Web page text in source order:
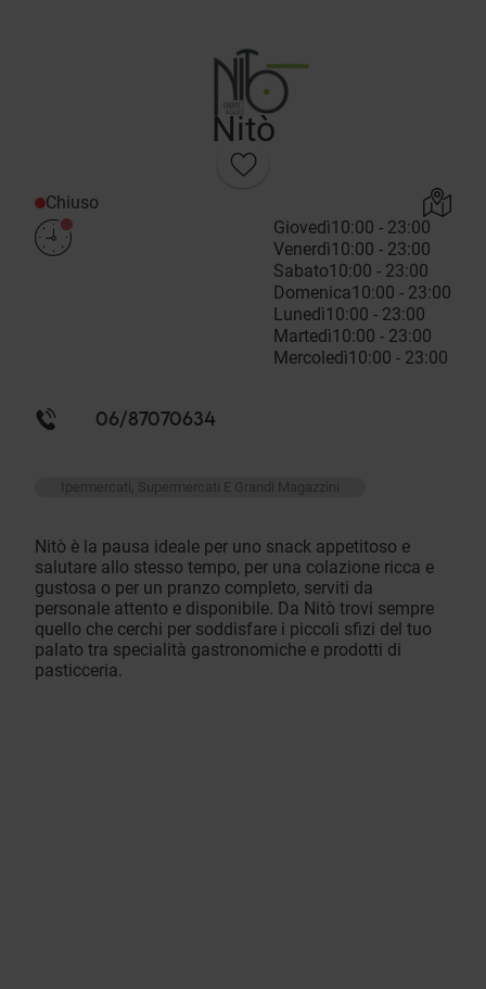
Nitò
Chiuso
Giovedì10:00 - 23:00
Venerdì10:00 - 23:00
Sabato10:00 - 23:00
Domenica10:00 - 23:00
Lunedì10:00 - 23:00
Martedì10:00 - 23:00
Mercoledì10:00 - 23:00
06/87070634
Ipermercati, Supermercati E Grandi Magazzini
Nitò è la pausa ideale per uno snack appetitoso e
salutare allo stesso tempo, per una colazione ricca e
gustosa o per un pranzo completo, serviti da
personale attento e disponibile. Da Nitò trovi sempre
quello che cerchi per soddisfare i piccoli sfizi del tuo
palato tra specialità gastronomiche e prodotti di
pasticceria.